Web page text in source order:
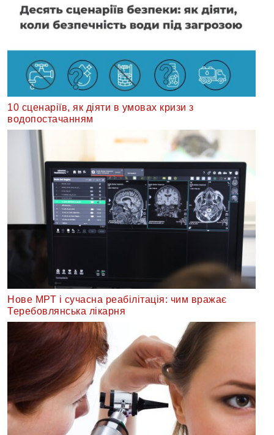
10 сценаріїв, як діяти в умовах кризи з
водопостачанням
Нове МРТ і сучасна реабілітація: чим вражає
Теребовлянська лікарня